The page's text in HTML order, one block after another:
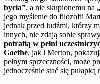
bycia”, a nie skupionemu na
jego myślenie do filozofii
jednak przed ludźmi, którzy
innych, nie zdają sobie
potrafią w pełni
Goethe, jak i Merton,
pełnym sprzeczności, może
jednocześnie stać się